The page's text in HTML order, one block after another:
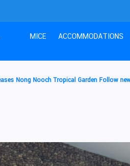
MICE ACCOMMODATIONS
Nong Nooch Tropical Garden Follow